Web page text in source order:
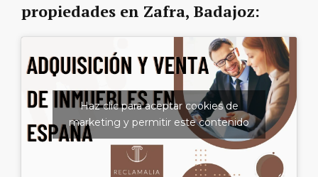
propiedades en Zafra, Badajoz:
Haz clic para aceptar cookies de
marketing y permitir este contenido